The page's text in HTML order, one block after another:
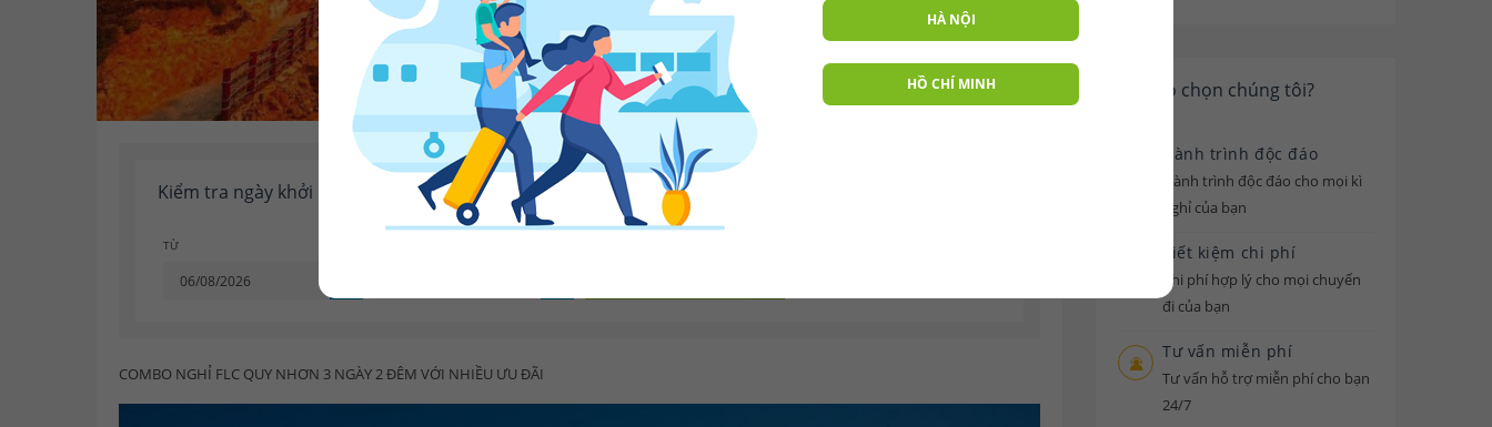
Kiểm tra ngày khởi hành
TỪ
COMBO NGHỈ FLC QUY NHƠN 3 NGÀY 2 ĐÊM VỚI NHIỀU ƯU ĐÃI
Tại sao chọn chúng tôi?
Hành trình độc đáo
Hành trình độc đáo cho mọi kì
nghỉ của bạn
Tiết kiệm chi phí
Chi phí hợp lý cho mọi chuyến
đi của bạn
Tư vấn miễn phí
Tư vấn hỗ trợ miễn phí cho bạn
24/7
HÀ NỘI
HỒ CHÍ MINH